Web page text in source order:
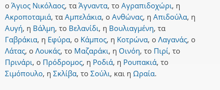
ο Άγιος Νικόλαος, τα Άγναντα, το Αγραπιδοχώρι, η
Ακροποταμιά, τα Αμπελάκια, ο Ανθώνας, η Απιδούλα, η
Αυγή, η Βάλμη, το Βελανίδι, η Βουλιαγμένη, τα
Γαβράκια, η Εφύρα, ο Κάμπος, η Κοτρώνα, ο Λαγανάς, ο
Λάτας, ο Λουκάς, το Μαζαράκι, η Οινόη, το Πιρί, το
Πρινάρι, ο Πρόδρομος, η Ροδιά, η Ρουπακιά, το
Σιμόπουλο, η Σκλίβα, το Σούλι, και η Ωραία.